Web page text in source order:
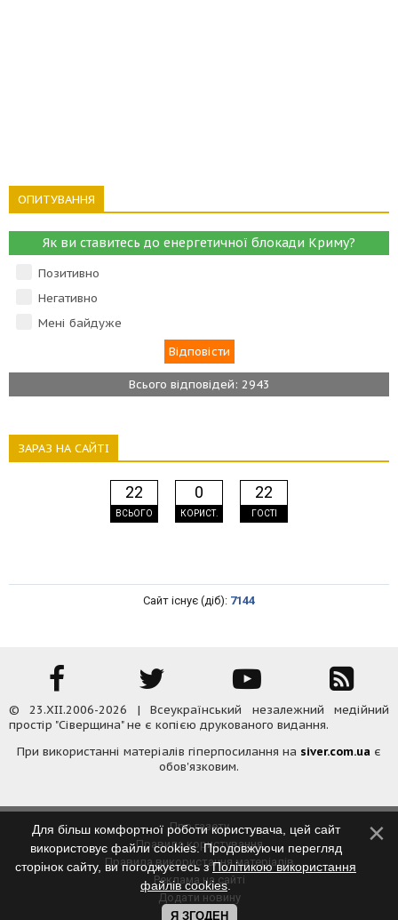
ОПИТУВАННЯ
Як ви ставитесь до енергетичної блокади Криму?
Позитивно
Негативно
Мені байдуже
Всього відповідей: 2943
ЗАРАЗ НА САЙТІ
22
ВСЬОГО
0
КОРИСТ.
22
ГОСТІ
Сайт існує (діб): 7144
© 23.XII.2006-2026 | Всеукраїнський незалежний медійний
простір "Сіверщина" не є копією друкованого видання.
При використанні матеріалів гіперпосилання на siver.com.ua є
обов'язковим.
Про газету
Правила користування
Правила використання матеріалів
Реклама на сайті
Додати новину
Контакти
Для більш комфортної роботи користувача, цей сайт
використовує файли cookies. Продовжуючи перегляд
сторінок сайту, ви погоджуєтесь зПолітикою використання
файлів cookies.
Я ЗГОДЕН